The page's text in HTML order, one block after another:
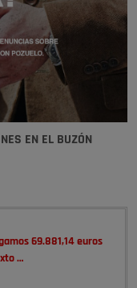
EN EL BUZÓN
69.881,14 euros
…